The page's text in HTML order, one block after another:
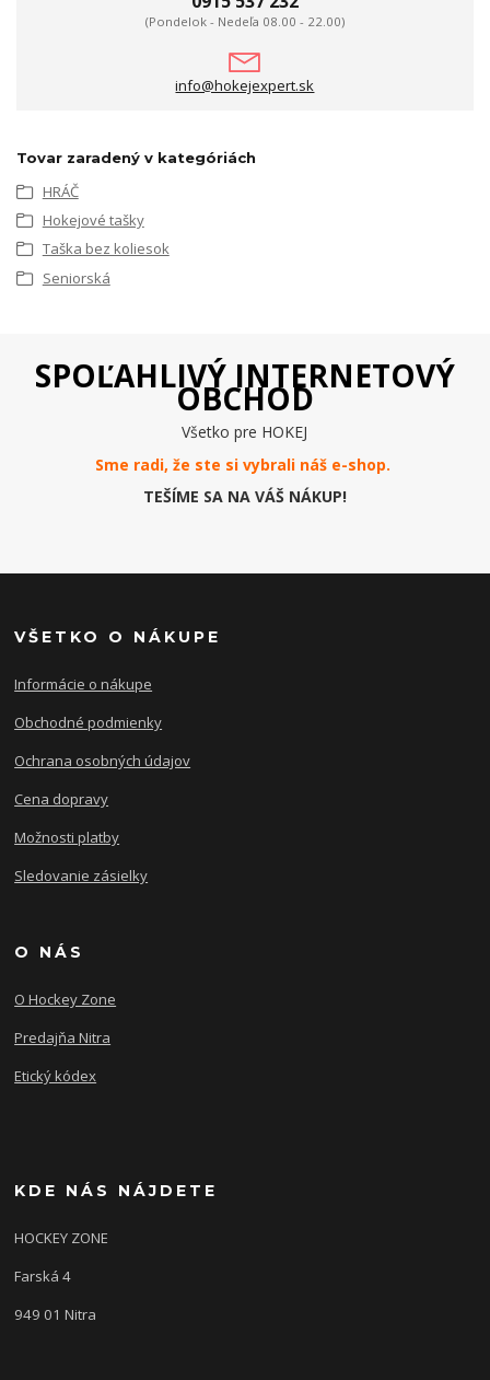
(Pondelok - Nedeľa 08.00 - 22.00)
info@hokejexpert.sk
Tovar zaradený v kategóriách
HRÁČ
Hokejové tašky
Taška bez koliesok
Seniorská
SPOĽAHLIVÝ INTERNETOVÝ
OBCHOD
Všetko pre HOKEJ
Sme radi, že ste si vybrali náš e-shop.
TEŠÍME SA NA VÁŠ NÁKUP!
VŠETKO O NÁKUPE
Informácie o nákupe
Obchodné podmienky
Ochrana osobných údajov
Cena dopravy
Možnosti platby
Sledovanie zásielky
O NÁS
O Hockey Zone
Predajňa Nitra
Etický kódex
KDE NÁS NÁJDETE
HOCKEY ZONE
Farská 4
949 01 Nitra